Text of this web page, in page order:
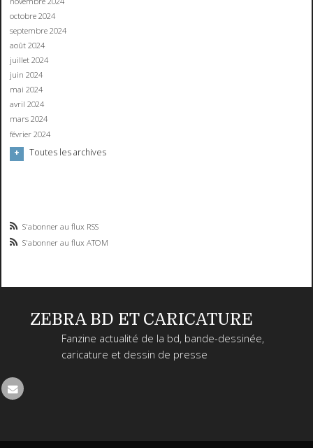
octobre 2024
septembre 2024
août 2024
juillet 2024
juin 2024
mai 2024
avril 2024
mars 2024
février 2024
Toutes les archives
S'abonner au flux RSS
S'abonner au flux ATOM
ZEBRA BD ET CARICATURE
Fanzine actualité de la bd, bande-dessinée,
caricature et dessin de presse